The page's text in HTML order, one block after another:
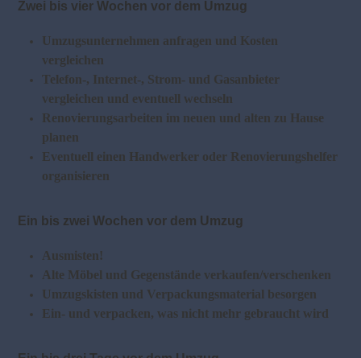
Zwei bis vier Wochen vor dem Umzug
Umzugsunternehmen anfragen und Kosten
vergleichen
Telefon-, Internet-, Strom- und Gasanbieter
vergleichen und eventuell wechseln
Renovierungsarbeiten im neuen und alten zu Hause
planen
Eventuell einen Handwerker oder Renovierungshelfer
organisieren
Ein bis zwei Wochen vor dem Umzug
Ausmisten!
Alte Möbel und Gegenstände verkaufen/verschenken
Umzugskisten und Verpackungsmaterial besorgen
Ein- und verpacken, was nicht mehr gebraucht wird